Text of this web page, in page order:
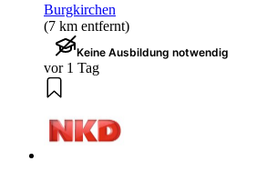
Burgkirchen
(7 km entfernt)
Keine Ausbildung notwendig
vor 1 Tag